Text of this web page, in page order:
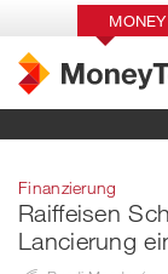
MONEY
Finanzierung
Raiffeisen
Lancierung